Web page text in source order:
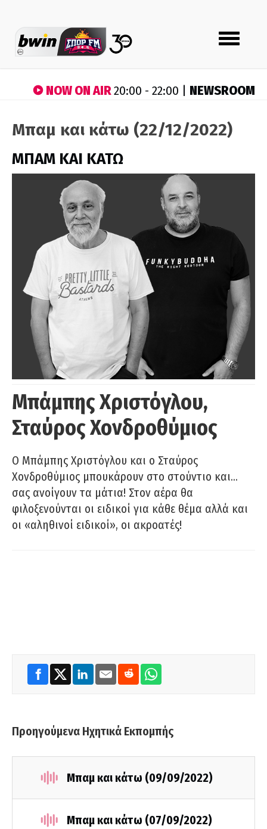
Toggle
navigation
NOW ON AIR20:00 - 22:00 | NEWSROOM
Μπαμ και κάτω (22/12/2022)
ΜΠΑΜ ΚΑΙ ΚΑΤΩ
Μπάμπης Χριστόγλου,
Σταύρος Χονδροθύμιος
O Μπάμπης Χριστόγλου και ο Σταύρος
Χονδροθύμιος μπουκάρουν στο στούντιο και…
σας ανοίγουν τα μάτια! Στον αέρα θα
φιλοξενούνται οι ειδικοί για κάθε θέμα αλλά και
οι «αληθινοί ειδικοί», οι ακροατές!
Προηγούμενα Ηχητικά Εκπομπής
Μπαμ και κάτω (09/09/2022)
Μπαμ και κάτω (07/09/2022)